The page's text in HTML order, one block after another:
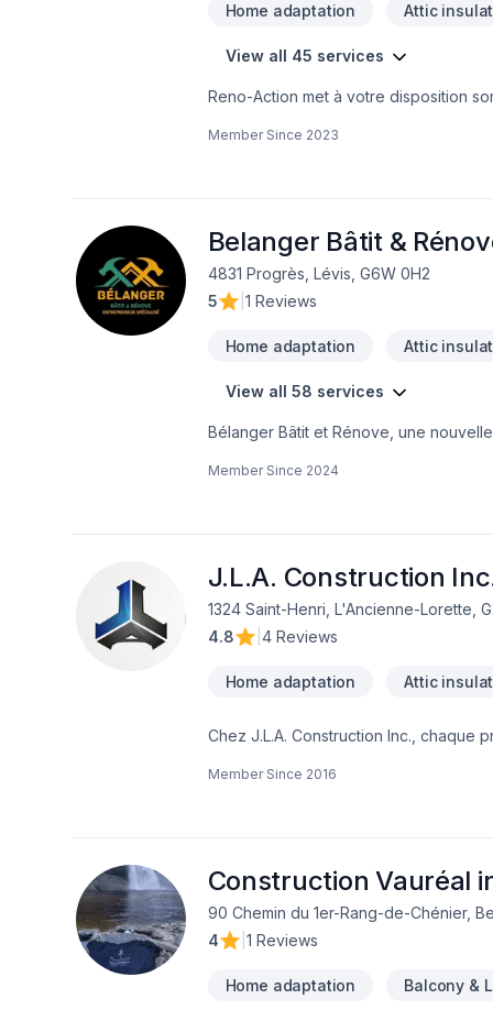
Home adaptation Attic
View all 45 services
Reno-Action met à votre disposition
Lanaudière,Laval,Montréal. Grâce à
Member Since 2023
Belanger Bâtit &
4831 Progrès, Lévis, G6W 0H2
5
1 Reviews
Home adaptation Attic
View all 58 services
Bélanger Bâtit et Rénove, une
entrepreneurs et en réalisant divers projets de
à vos rêves et à réaliser vos projets
Member Since 2024
J.L.A. Construction
1324 Saint-Henri, L'Ancienne-Lorette,
4.8
4 Reviews
Home adaptation Attic
Chez J.L.A. Construction Inc., chaque
Fissures, Fondation, Garage,
centrée sur le client, nous proposons
Member Since 2016
Construction Vauréal
90 Chemin du 1er-Rang-de-Chénier,
4
1 Reviews
Home adaptation Balcony &